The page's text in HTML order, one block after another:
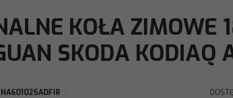
KOŁA ZIMOWE
SKODA KODIAQ